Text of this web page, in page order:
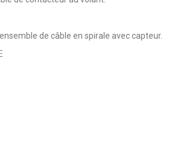
de câble en spirale avec capteur.